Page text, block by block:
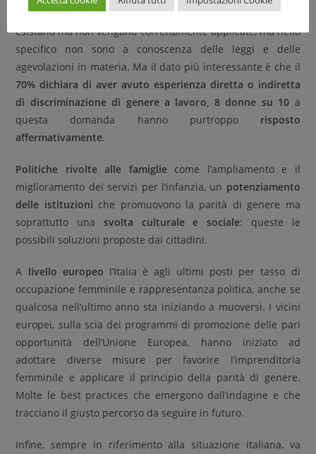
Più della metà degli intervistati ritiene che le tutele
esistano ma non vengano correttamente applicate, ma nello
specifico non sono a conoscenza delle leggi e delle
agevolazioni in materia. Ma il dato più interessante è che il
70% dichiara di aver avuto esperienza diretta o indiretta
di discriminazione di genere a lavoro, 8 donne su 10 a
questa domanda hanno purtropporisposto
affermativamente.
Politiche rivolte alle famiglie come l’ampliamento e il
miglioramento dei servizi per l’infanzia, un potenziamento
delle istituzioni che promuovono la parità di genere ma
soprattutto una svolta culturale e sociale: queste le
possibili soluzioni proposte dai cittadini.
A livello europeo l’Italia è agli ultimi posti per tasso di
occupazione femminile e rappresentanza politica, anche se
qualcosa nell’ultimo anno sta iniziando a muoversi. I vicini
europei, sulla scia dei programmi di promozione delle pari
opportunità dell’Unione Europea, hanno iniziato ad
adottare diverse misure per favorire l’imprenditoria
femminile e applicare il principio della parità di genere.
Molte le best practices che emergono dall’indagine e che
tracciano il giusto percorso da seguire in futuro.
Infine, sempre in riferimento alla situazione italiana, va